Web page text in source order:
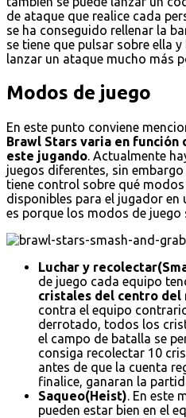
de ataque que realice cada
se ha conseguido rellenar la
se tiene que pulsar sobre ella
lanzar un ataque mucho más
Modos de juego
En este punto conviene
Brawl Stars varia en función
este jugando. Actualmente
juegos diferentes, sin
tiene control sobre qué
disponibles para el jugador
es porque los modos de juego
Luchar y
de juego cada equipo
cristales del centro del
contra el equipo
derrotado, todos los
el campo de batalla se
consiga recolectar 10
antes de que la cuenta
finalice, ganaran la
Saqueo(Heist). En este
pueden estar bien en el